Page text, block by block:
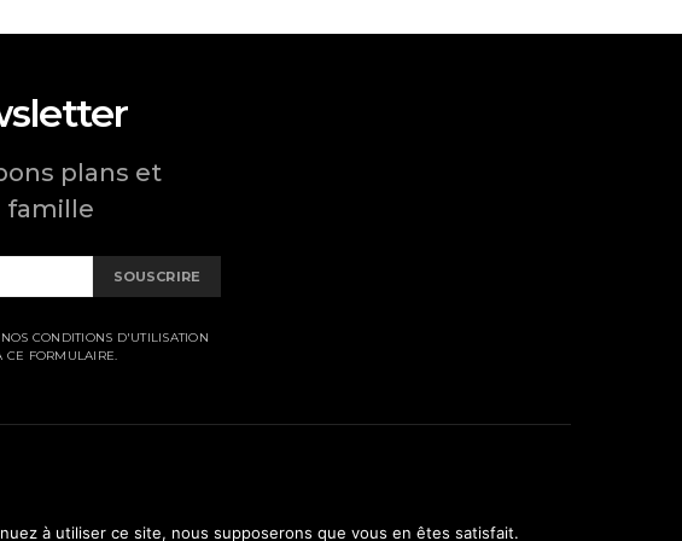
plans et
famille
SOUSCRIRE
CONDITIONS D'UTILISATION
CE FORMULAIRE.
à utiliser ce site, nous supposerons que vous en êtes satisfait.